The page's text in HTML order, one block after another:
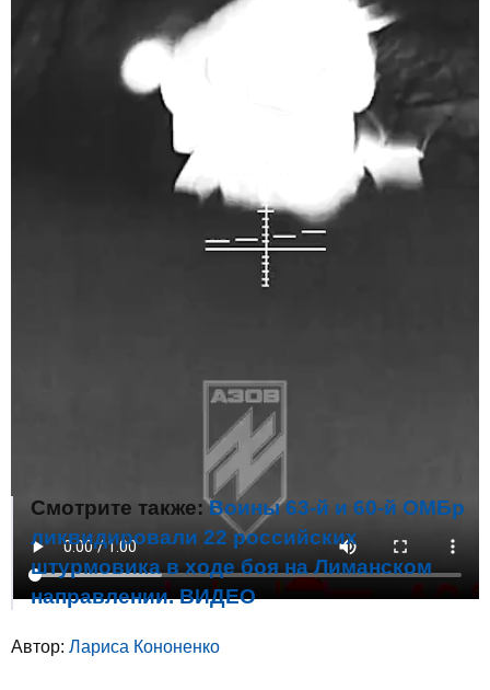
Смотрите также:Воины 63-й и 60-й ОМБр
ликвидировали 22 российских
штурмовика в ходе боя на Лиманском
направлении. ВИДЕО
Автор: Лариса Кононенко